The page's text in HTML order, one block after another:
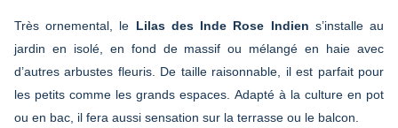
Très ornemental, le Lilas des Inde Rose Indien s’installe au
jardin en isolé, en fond de massif ou mélangé en haie avec
d’autres arbustes fleuris. De taille raisonnable, il est parfait pour
les petits comme les grands espaces. Adapté à la culture en pot
ou en bac, il fera aussi sensation sur la terrasse ou le balcon.